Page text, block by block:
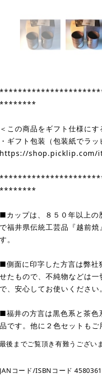
********
＜この商品をギフト仕様にす
・ギフト包装（包装紙でラッ
https://shop.picklip.com/
********
■カップは、８５０年以上の
で福井県伝統工芸品『越前
す。
■側面に印字した方言は弊社
せたもので、不純物などは
で、安心してお使いください。
■福井の方言は黒色系と茶色
品です。他に２色セットもご
最後までご覧頂き有難うございま
JANコード/ISBNコード